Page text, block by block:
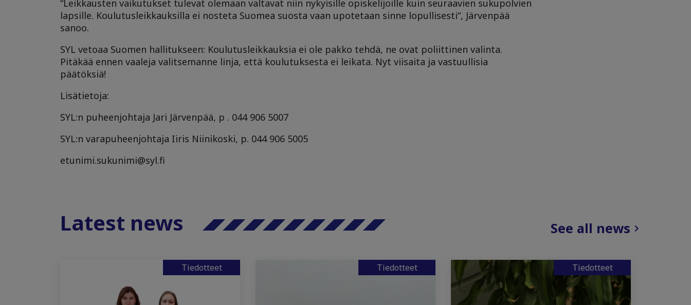
“Leikkausten vaikutukset tulevat olemaan valtavat niin nykyisille opiskelijoille kuin seuraavien sukupolvien
lapsille. Koulutusleikkauksilla ei nosteta Suomea suosta vaan upotetaan sinne lopullisesti“, Järvenpää
sanoo.
SYL vetoaa Suomen hallitukseen: Koulutusleikkauksia ei ole pakko tehdä, ne ovat poliittinen valinta.
Pitäkää ennen vaaleja valitsemanne linja, että koulutuksesta ei leikata. Nyt viisaita ja vastuullisia
päätöksiä!
Lisätietoja:
SYL:n puheenjohtaja Jari Järvenpää, p . 044 906 5007
SYL:n varapuheenjohtaja Iiris Niinikoski, p. 044 906 5005
etunimi.sukunimi@syl.fi
Latest news See all news
Tiedotteet Tiedotteet Tiedotteet